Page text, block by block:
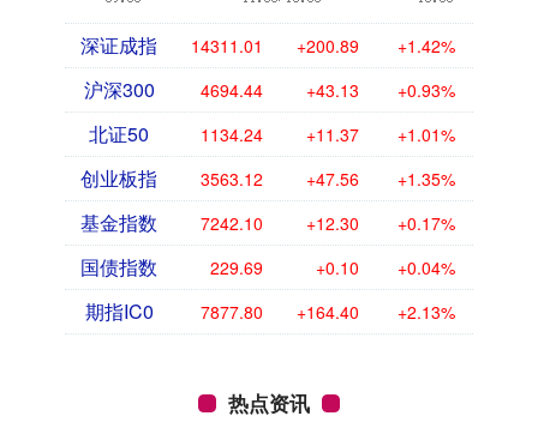
深证成指 14311.01 +200.89 +1.42%
沪深300 4694.44 +43.13 +0.93%
北证50 1134.24 +11.37 +1.01%
创业板指 3563.12 +47.56 +1.35%
基金指数 7242.10 +12.30 +0.17%
国债指数 229.69 +0.10 +0.04%
期指IC0 7877.80 +164.40 +2.13%
热点资讯